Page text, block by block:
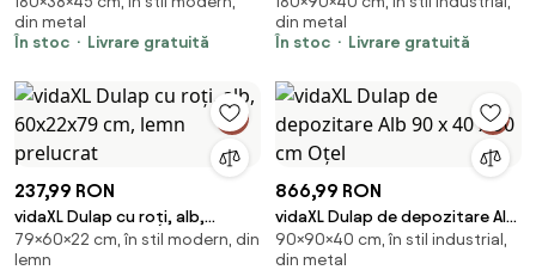
din metal
În stoc
Livrare gratuită
din metal
În stoc
Livrare gratuită
237,99 RON
vidaXL Dulap cu roți, alb,
60x22x79 cm, lemn prelucrat
79×60×22 cm, în stil modern, din
lemn
866,99 RON
vidaXL Dulap de depozitare Alb
90 x 40 x 90 cm Oțel
90×90×40 cm, în stil industrial,
din metal